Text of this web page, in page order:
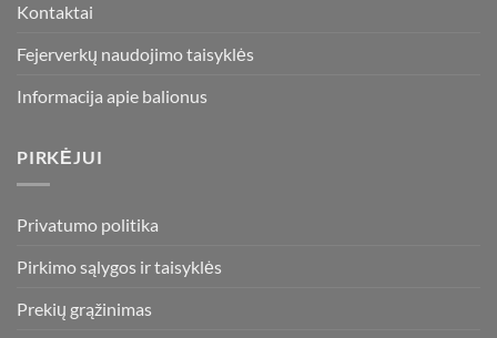
Kontaktai
Fejerverkų naudojimo taisyklės
Informacija apie balionus
PIRKĖJUI
Privatumo politika
Pirkimo sąlygos ir taisyklės
Prekių grąžinimas